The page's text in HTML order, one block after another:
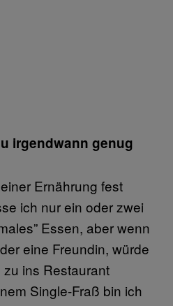
irgendwann genug
Ernährung fest
ich nur ein oder zwei
Essen, aber wenn
eine Freundin, würde
ins Restaurant
Single-Fraß bin ich